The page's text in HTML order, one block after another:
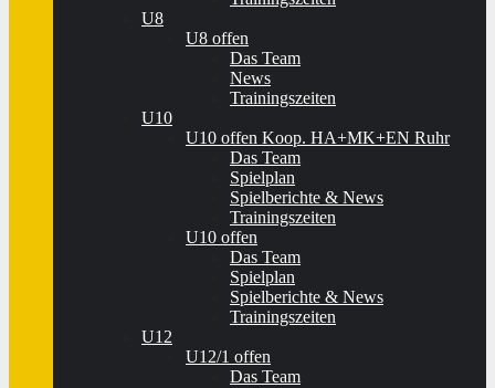
U8
U8 offen
Das Team
News
Trainingszeiten
U10
U10 offen Koop. HA+MK+EN Ruhr
Das Team
Spielplan
Spielberichte & News
Trainingszeiten
U10 offen
Das Team
Spielplan
Spielberichte & News
Trainingszeiten
U12
U12/1 offen
Das Team